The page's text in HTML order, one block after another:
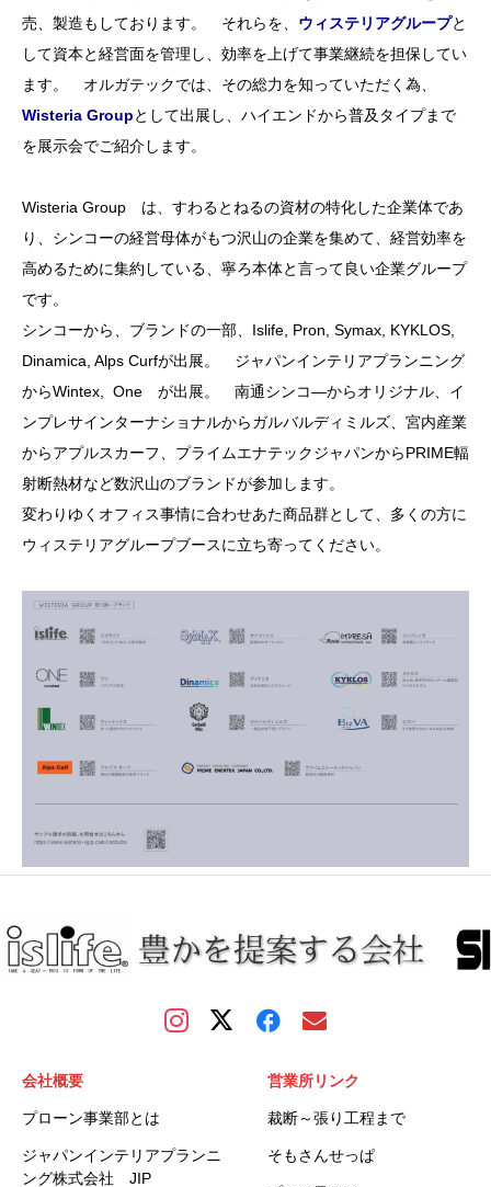
売、製造もしております。 それらを、 ウィステリアグループと
して資本と経営面を管理し、効率を上げて事業継続を担保してい
ます。 オルガテックでは、その総力を知っていただく為、
Wisteria Groupとして出展し、ハイエンドから普及タイプまで
を展示会でご紹介します。
Wisteria Group は、すわるとねるの資材の特化した企業体であ
り、シンコーの経営母体がもつ沢山の企業を集めて、経営効率を
高めるために集約している、寧ろ本体と言って良い企業グループ
です。
シンコーから、ブランドの一部、Islife, Pron, Symax, KYKLOS,
Dinamica, Alps Curfが出展。 ジャパンインテリアプランニング
からWintex, One が出展。 南通シンコ―からオリジナル、イ
ンプレサインターナショナルからガルバルディミルズ、宮内産業
からアプルスカーフ、プライムエナテックジャパンからPRIME輻
射断熱材など数沢山のブランドが参加します。
変わりゆくオフィス事情に合わせあた商品群として、多くの方に
ウィステリアグループブースに立ち寄ってください。
会社概要
プローン事業部とは
ジャパンインテリアプランニ
ング株式会社 JIP
営業所リンク
裁断～張り工程まで
そもさんせっぱ